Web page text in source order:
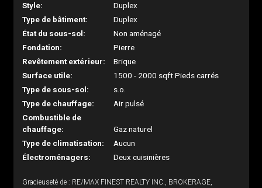
Style:
Duplex
Type de bâtiment:
Duplex
État du sous-sol:
Non aménagé
Fondation:
Pierre
Revêtement extérieur:
Brique
Surface utile:
1500 - 2000 sqft Pieds carrés
Type de sous-sol:
s.o.
Type de chauffage:
Air pulsé
Combustible de
chauffage:
Gaz naturel
Type de climatisation:
Aucun
Électroménagers:
Deux cuisinières
Gracieuseté de : RE/MAX FINEST REALTY INC., BROKERAGE,